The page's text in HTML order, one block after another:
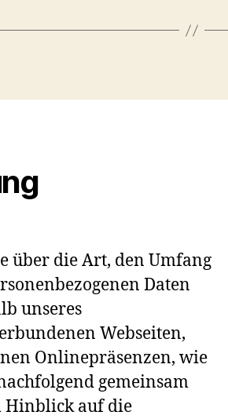
über die Art, den Umfang
Daten
unseres
Webseiten,
Onlinepräsenzen, wie
gemeinsam
Hinblick auf die